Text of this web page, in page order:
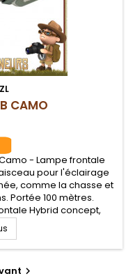
CAMO
Camo - Lampe frontale
pour l'éclairage
comme la chasse et
Portée 100 mètres.
Hybrid concept,
fournie). Trois niveaux
